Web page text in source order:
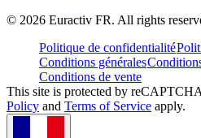
© 2026 Euractiv FR. All rights
Politique de confidentialité
Conditions générales
Conditions de vente
This site is protected by
Policy and Terms of Service apply.